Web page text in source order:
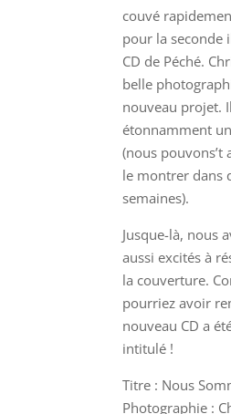
couvé
pour la seconde
CD de Péché.
belle
nouveau projet.
étonnamment
(nous pouvons’t
le montrer dans
semaines).
Jusque-là, nous
aussi excités à
la couverture.
pourriez avoir
nouveau CD a
intitulé !
Titre : Nous
Photographie :